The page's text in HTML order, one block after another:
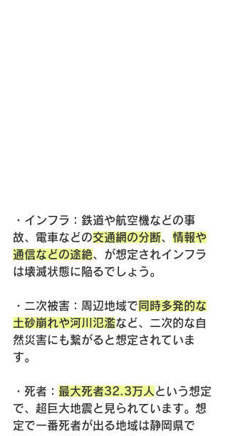
・ インフラ ：鉄道や航空機などの事
故、電車などの交通網の分断、 情報や
通信などの途絶、が想定されインフラ
は壊滅状態に陥るでしょう。
・ 二次被害 ：周辺地域で 同時多発的な
土砂崩れや河川氾濫など、二次的な自
然災害にも繋がると想定されていま
す。
・ 死者 ： 最大死者32.3万人 という想定
で、超巨大地震と見られています。想
定で一番死者が出る地域は静岡県で